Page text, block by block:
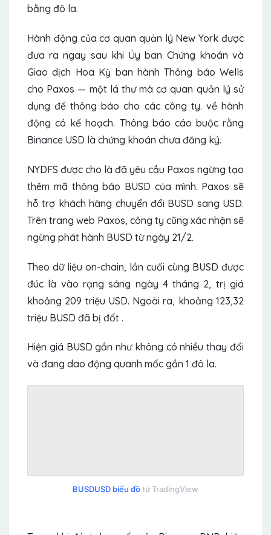
bằng đô la.
Hành động của cơ quan quản lý New York được
đưa ra ngay sau khi Ủy ban Chứng khoán và
Giao dịch Hoa Kỳ ban hành Thông báo Wells
cho Paxos — một lá thư mà cơ quan quản lý sử
dụng để thông báo cho các công ty. về hành
động có kế hoạch. Thông báo cáo buộc rằng
Binance USD là chứng khoán chưa đăng ký.
NYDFS được cho là đã yêu cầu Paxos ngừng tạo
thêm mã thông báo BUSD của mình. Paxos sẽ
hỗ trợ khách hàng chuyển đổi BUSD sang USD.
Trên trang web Paxos, công ty cũng xác nhận sẽ
ngừng phát hành BUSD từ ngày 21/2.
Theo dữ liệu on-chain, lần cuối cùng BUSD được
đúc là vào rạng sáng ngày 4 tháng 2, trị giá
khoảng 209 triệu USD. Ngoài ra, khoảng 123,32
triệu BUSD đã bị đốt .
Hiện giá BUSD gần như không có nhiều thay đổi
và đang dao động quanh mốc gần 1 đô la.
BUSDUSD biểu đồtừ TradingView